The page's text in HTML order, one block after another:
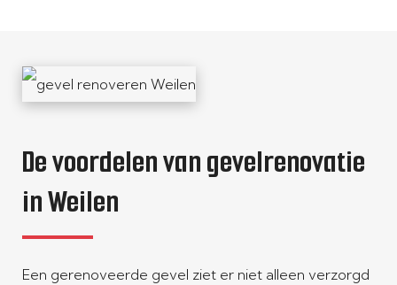
De voordelen van gevelrenovatie
in Weilen
Een gerenoveerde gevel ziet er niet alleen verzorgd